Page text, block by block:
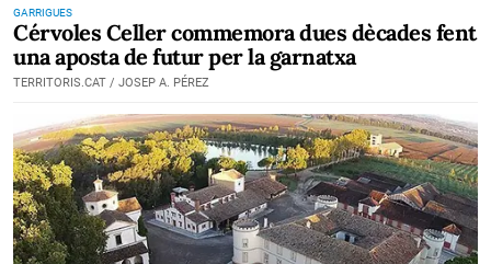
GARRIGUES
Cérvoles Celler commemora dues dècades fent
una aposta de futur per la garnatxa
TERRITORIS.CAT / JOSEP A. PÉREZ